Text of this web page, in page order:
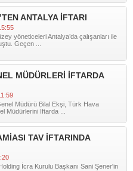
ANTALYA İFTARI
yöneticeleri Antalya’da çalışanları ile
Geçen ...
MÜDÜRLERİ İFTARDA
Müdürü Bilal Ekşi, Türk Hava
Müdürlerini İftarda ...
TAV İFTARINDA
İcra Kurulu Başkanı Sani Şener'in